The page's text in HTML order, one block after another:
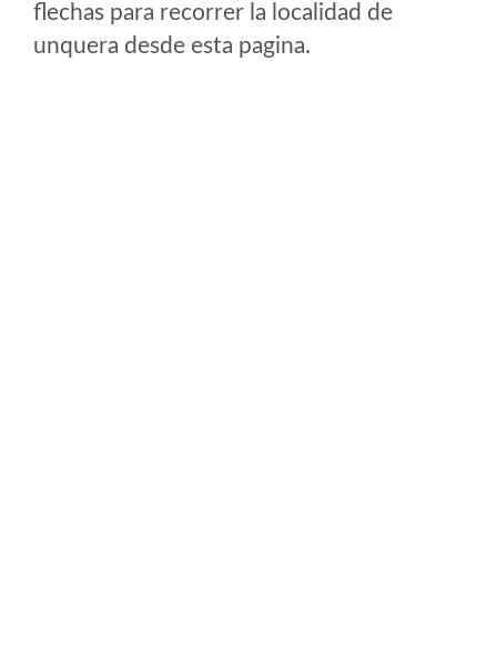
flechas para recorrer la localidad de
unquera desde esta pagina.